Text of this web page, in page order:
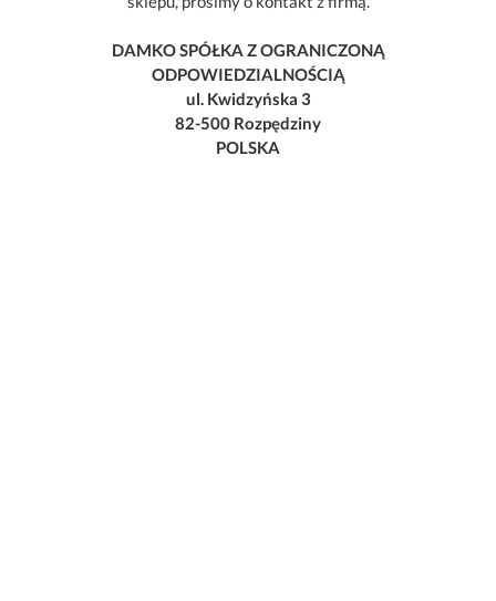
DAMKO SPÓŁKA Z OGRANICZONĄ
ODPOWIEDZIALNOŚCIĄ
ul. Kwidzyńska 3
82-500 Rozpędziny
POLSKA